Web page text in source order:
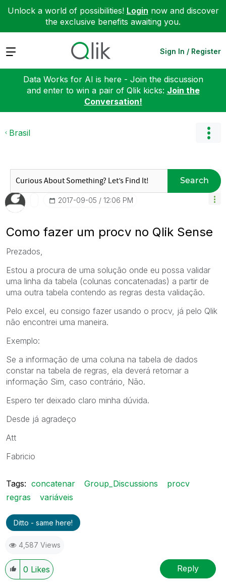
Unlock a world of possibilities! Login now and discover
the exclusive benefits awaiting you.
Expand Sign In / Register
Data Works for AI is here - Join the discussion
and enter to win a pair of Qlik kicks: Join the
Conversation!
Brasil
Search
‎2017-09-05 12:06 PM
Como fazer um procv no Qlik Sense
Prezados,
Estou a procura de uma solução onde eu possa validar
uma linha da tabela (colunas concatenadas) a partir de
uma outra tabela contendo as regras desta validação.
Pelo excel, eu consigo fazer usando o procv, já pelo Qlik
não encontrei uma maneira.
Exemplo:
Se a informação de uma coluna na tabela de dados
constar na tabela de regras, ela deverá retornar a
informação Sim, caso contrário, Não.
Espero ter deixado claro minha dúvida.
Desde já agradeço
Att
Fabricio
Tags: concatenar Group_Discussions
procv
regras
variáveis
Ditto - same here!
4,587 Views
0 Likes Reply